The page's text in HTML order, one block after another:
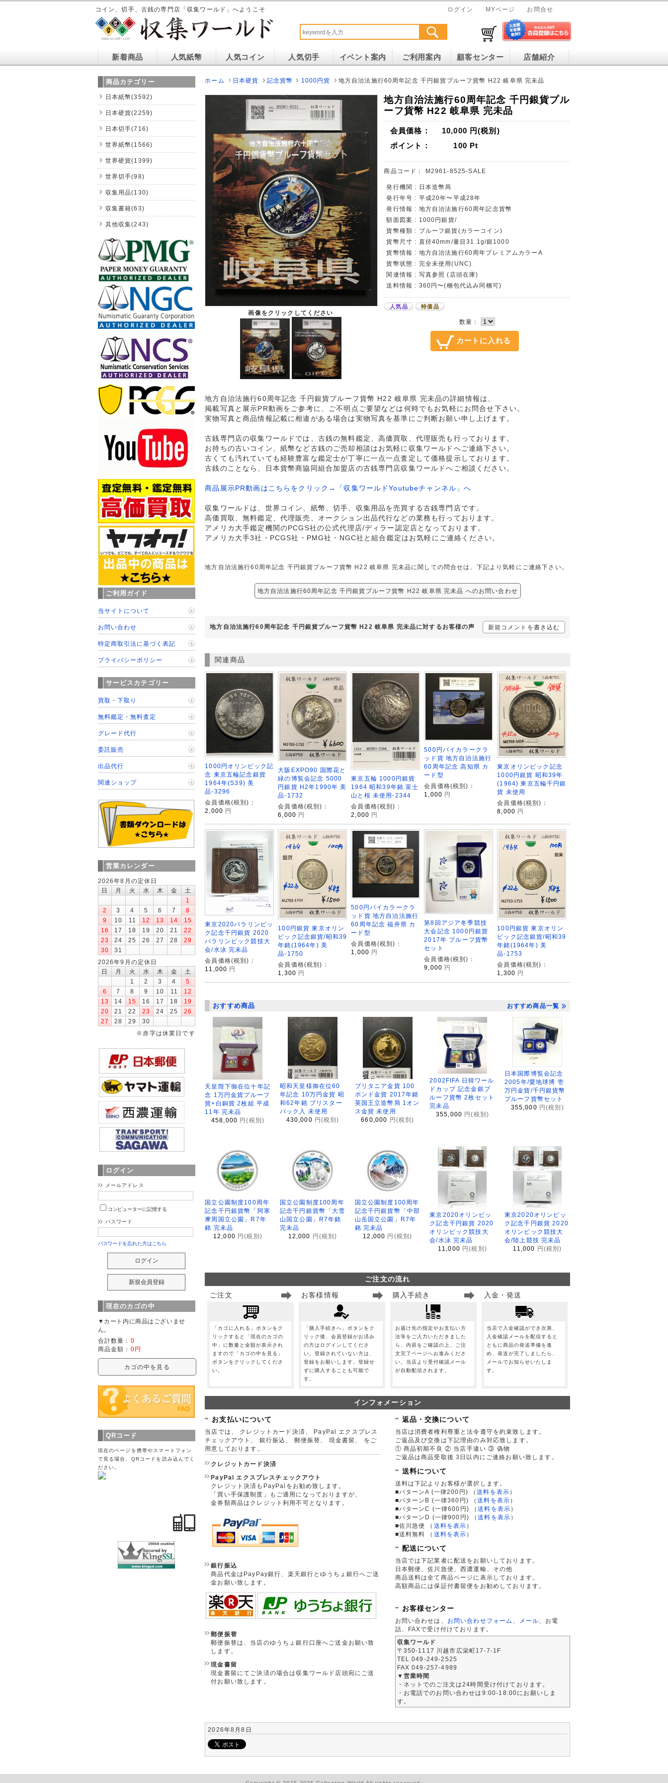
コイン、切手、古銭の専門店「収集ワールド」へようこそ ログイン MYページ お問合せ
新着商品 人気紙幣 人気コイン 人気切手 イベント案内 ご利用案内 顧客センター 店舗紹介
ホーム 日本硬貨 記念貨幣 1000円貨 地方自治法施行60周年記念 千円銀貨プルーフ貨幣 H22 岐阜県 完未品
画像をクリックしてください
地方自治法施行60周年記念 千円銀貨プル
ーフ貨幣 H22 岐阜県 完未品
会員価格： 10,000 円(税別)
ポイント：
100 Pt
商品コード： M2961-8525-SALE
発行機関 : 日本造幣局
発行年号 : 平成20年〜平成28年
発行情報 : 地方自治法施行60周年記念貨幣
額面図案 : 1000円銀貨/
貨幣種類 : プルーフ銀貨(カラーコイン)
貨幣尺寸 : 直径40mm/量目31.1g/銀1000
貨幣情報 : 地方自治法施行60周年プレミアムカラーA
貨幣状態 : 完全未使用(UNC)
関連情報 : 写真参照 (店頭在庫)
送料情報 : 360円〜(梱包代込み同梱可)
人気品 特価品
数量：
地方自治法施行60周年記念 千円銀貨プルーフ貨幣 H22 岐阜県 完未品の詳細情報は、
掲載写真と展示PR動画をご参考に、ご不明点ご要望などは何時でもお気軽にお問合せ下さい。
実物写真と商品情報記載に相違がある場合は実物写真を基準にご判断お願い申し上げます。
古銭専門店の収集ワールドでは、古銭の無料鑑定、高価買取、代理販売も行っております。
お持ちの古いコイン、紙幣など古銭のご売却相談はお気軽に収集ワールドへご連絡下さい。
古くても汚れていても経験豊富な鑑定士が丁寧に一点一点査定して価格提示しております。
古銭のことなら、日本貨幣商協同組合加盟店の古銭専門店収集ワールドへご相談ください。
商品展示PR動画はこちらをクリック→「収集ワールドYoutubeチャンネル」へ
収集ワールドは、世界コイン、紙幣、切手、収集用品を売買する古銭専門店です。
高価買取、無料鑑定、代理販売、オークション出品代行などの業務も行っております。
アメリカ大手鑑定機関のPCGS社の公式代理店/ディラー認定店となっております。
アメリカ大手3社・PCGS社・PMG社・NGC社と組合鑑定はお気軽にご連絡ください。
地方自治法施行60周年記念 千円銀貨プルーフ貨幣 H22 岐阜県 完未品に関しての問合せは、下記より気軽にご連絡下さい。
地方自治法施行60周年記念 千円銀貨プルーフ貨幣 H22 岐阜県 完未品 へのお問い合わせ
地方自治法施行60周年記念 千円銀貨プルーフ貨幣 H22 岐阜県 完未品に対するお客様の声 新規コメントを書き込む
関連商品
1000円オリンピック記
念 東京五輪記念銀貨
1964年(S39) 美
品-3296
会員価格(税別)：
2,000 円
大阪EXPO90 国際花と
緑の博覧会記念 5000
円銀貨 H2年1990年 美
品-1732
会員価格(税別)：
6,000 円
東京五輪 1000円銀貨
1964 昭和39年銘 富士
山と桜 未使用-2344
会員価格(税別)：
2,000 円
500円バイカラークラ
ッド貨 地方自治法施行
60周年記念 高知県 カ
ード型
会員価格(税別)：
1,000 円
東京オリンピック記念
1000円銀貨 昭和39年
(1964) 東京五輪千円銀
貨 未使用
会員価格(税別)：
8,000 円
東京2020パラリンピッ
ク記念千円銀貨 2020
パラリンピック競技大
会/水泳 完未品
会員価格(税別)：
11,000 円
100円銀貨 東京オリン
ピック記念銀貨/昭和39
年銘(1964年) 美
品-1750
会員価格(税別)：
1,300 円
500円バイカラークラ
ッド貨 地方自治法施行
60周年記念 福井県 カ
ード型
会員価格(税別)：
1,000 円
第8回アジア冬季競技
大会記念 1000円銀貨
2017年 プルーフ貨幣
セット
会員価格(税別)：
9,000 円
100円銀貨 東京オリン
ピック記念銀貨/昭和39
年銘(1964年) 美
品-1753
会員価格(税別)：
1,300 円
おすすめ商品 おすすめ商品一覧
天皇陛下御在位十年記
念 1万円金貨プルーフ
貨+白銅貨 2枚組 平成
11年 完未品
458,000 円(税別)
昭和天皇様御在位60
年記念 10万円金貨 昭
和62年銘 ブリスター
パック入 未使用
430,000 円(税別)
ブリタニア金貨 100
ポンド金貨 2017年銘
英国王立造幣局 1オン
ス金貨 未使用
660,000
円(税別)
2002FIFA 日韓ワール
ドカップ 記念金銀プ
ルーフ貨幣 2枚セット
完未品
355,000 円(税別)
日本国際博覧会記念
2005年/愛地球博 壱
万円金貨/千円銀貨幣
プルーフ貨幣セット
355,000 円(税別)
国立公園制度100周年
記念千円銀貨幣「阿寒
摩周国立公園」R7年
銘 完未品
12,000 円(税別)
国立公園制度100周年
記念千円銀貨幣「大雪
山国立公園」R7年銘
完未品
12,000 円(税別)
国立公園制度100周年
記念千円銀貨幣「中部
山岳国立公園」R7年
銘 完未品
12,000 円(税別)
東京2020オリンピッ
ク記念千円銀貨 2020
オリンピック競技大
会/水泳 完未品
11,000 円(税別)
東京2020オリンピッ
ク記念千円銀貨 2020
オリンピック競技大
会/陸上競技 完未品
11,000 円(税別)
ご注文の流れ
ご注文
「カゴに入れる」ボタンをク
リックすると「現在のカゴの
中」に数量と金額が表示され
ますので「カゴの中を見る」
ボタンをクリックしてくださ
い。
お客様情報
「購入手続きへ」ボタンをク
リック後、会員登録がお済み
の方はログインしてくださ
い。登録されていない方は、
登録をお願いします。登録せ
ずに購入することも可能で
す。
購入手続き
お届け先の指定やお支払い方
法等をご入力いただきました
ら、内容をご確認の上、ご注
文完了ページへお進みくださ
い。当店より受付確認メール
が自動配信されます。
入金・発送
当店で入金確認ができ次第、
入金確認メールを配信すると
ともに商品の発送準備を進
め、発送が完了しましたら、
メールでお知らせいたしま
す。
インフォメーション
お支払いについて
当店では、 クレジットカード決済、 PayPal エクスプレス
チェックアウト、 銀行振込、 郵便振替、 現金書留、 をご
用意しております。
クレジットカード決済
PayPal エクスプレスチェックアウト
クレジット決済もPayPalをお勧め致します。
「買い手保護制度」もご適用になっておりますが、
金券類商品はクレジット利用不可となります。
銀行振込
商品代金はPayPay銀行、楽天銀行とゆうちょ銀行へご送
金お願い致します。
郵便振替
郵便振替は、当店のゆうちょ銀行口座へご送金お願い致
します。
現金書留
現金書留にてご決済の場合は収集ワールド店頭宛にご送
付お願い致します。
返品・交換について
当店は消費者権利尊重と法令遵守を約束致します。
ご返品及び交換は下記理由のみ対応致します。
① 商品初期不良 ② 当店手違い ③ 偽物
ご返品は商品受取後 3日以内にご連絡お願い致します。
送料について
送料は下記よりお客様が選択します。
■パターンA (一律200円)
（送料を表示 ）
■パターンB (一律360円)
（送料を表示 ）
■パターンC (一律600円)
（送料を表示 ）
■パターンD (一律900円)
（送料を表示 ）
■佐川急便
（ 送料を表示 ）
■送料無料
（ 送料を表示 ）
配送について
当店では下記業者に配送をお願いしております。
日本郵便、佐川急便、西濃運輸、その他
商品送料は全て商品ページに表示しております。
高額商品には保証付書留便をお勧めしております。
お客様センター
お問い合わせは、 お問い合わせフォーム メール 、お電
話、FAXで受け付けております。
収集ワールド
〒350-1117 川越市広栄町17-7-1F
TEL 049-249-2525
FAX 049-257-4989
▼営業時間
・ネットでのご注文は24時間受け付けております。
・お電話でのお問い合わせは9:00-18:00にお願いしま
す。
2026年8月8日
商品カテゴリー
日本紙幣(3592)
日本硬貨(2259)
日本切手(716)
世界紙幣(1566)
世界硬貨(1399)
世界切手(98)
収集用品(130)
収集書籍(63)
其他収集(243)
ご利用ガイド
当サイトについて
お問い合わせ
特定商取引法に基づく表記
プライバシーポリシー
サービスカテゴリー
買取・下取り
無料鑑定・無料査定
グレード代行
委託販売
出品代行
関連ショップ
営業カレンダー
2026年8月の定休日
日
月 火 水 木 金
土
1
2
3 4 5 6 7
8
9
10 11 12 13 14
15
16
17 18 19 20 21
22
23
24 25 26 27 28
29
30
31
2026年9月の定休日
日
月 火 水 木 金
土
1
2 3 4
5
6
7 8 9 10 11
12
13
14 15 16 17 18
19
20
21 22 23 24 25
26
27
28 29
30
※赤字は休業日です
ログイン
メールアドレス
コンピューターに記憶する
パスワード
パスワードを忘れた方はこちら
現在のカゴの中
▼カート内に商品はございませ
ん。
合計数量： 0
商品金額： 0円
カゴの中を見る
QRコード
現在のページを携帯やスマートフォン
で見る場合、QRコードを読み込んでく
ださい。